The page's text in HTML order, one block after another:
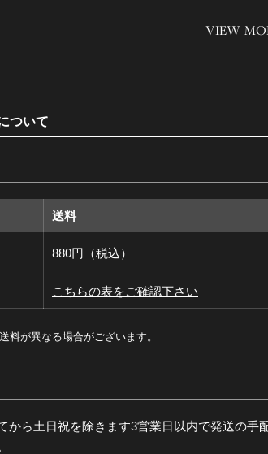
VIEW
ついて
送料
880円（税込）
こちらの表をご確認下さい
料が異なる場合がございます。
から土日祝を除きます3営業日以内で発送の手